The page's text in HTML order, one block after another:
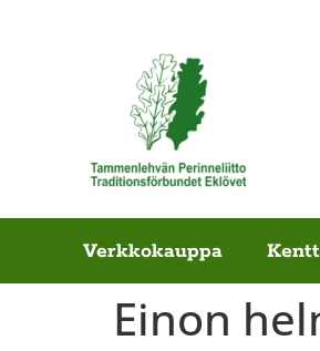
Verkkokauppa
Einon